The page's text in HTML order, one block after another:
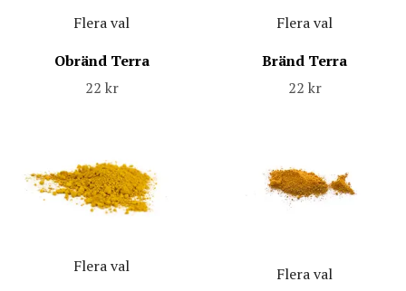
Flera val
Obränd Terra
22 kr
Flera val
Bränd Terra
22 kr
Flera val
Flera val